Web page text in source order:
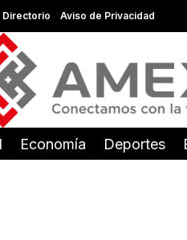
Directorio Aviso de Privacidad
Economía Deportes